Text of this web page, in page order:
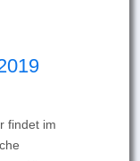
findet im